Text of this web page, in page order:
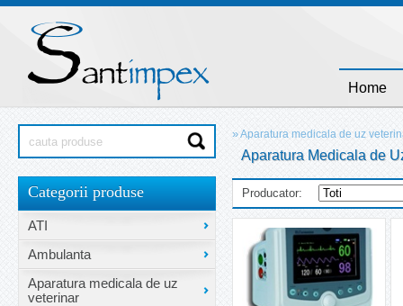
Home
Categorii produse
ATI
Ambulanta
Aparatura medicala de uz
veterinar
»Aparatura medicala de uz
Aparatura Medicala de
Producator: